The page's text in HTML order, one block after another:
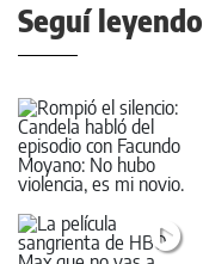
Seguí leyendo